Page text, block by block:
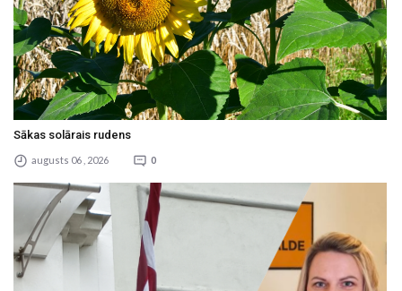
Sākas solārais rudens
augusts 06 , 2026 0